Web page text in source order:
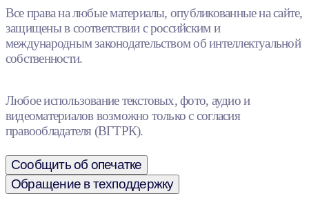
Все права на любые материалы, опубликованные на сайте,
защищены в соответствии с российским и
международным законодательством об интеллектуальной
собственности.
Любое использование текстовых, фото, аудио и
видеоматериалов возможно только с согласия
правообладателя (ВГТРК).
Сообщить об опечатке
Обращение в техподдержку